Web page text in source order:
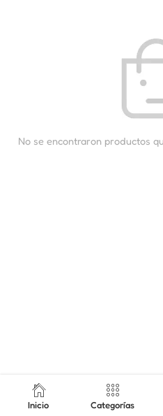
No se encontraron productos
Inicio Categorías